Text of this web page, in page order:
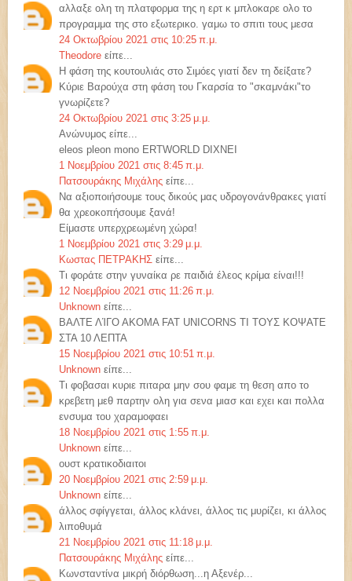
αλλαξε ολη τη πλατφορμα της η ερτ κ μπλοκαρε ολο το
προγραμμα της στο εξωτερικο. γαμω το σπιτι τους μεσα
24 Οκτωβρίου 2021 στις 10:25 π.μ.
Theodore είπε...
Η φάση της κουτουλιάς στο Σιμόες γιατί δεν τη δείξατε?
Κύριε Βαρούχα στη φάση του Γκαρσία το "σκαμνάκι"το
γνωρίζετε?
24 Οκτωβρίου 2021 στις 3:25 μ.μ.
Ανώνυμος είπε...
eleos pleon mono ERTWORLD DIXNEI
1 Νοεμβρίου 2021 στις 8:45 π.μ.
Πατσουράκης Μιχάλης είπε...
Να αξιοποιήσουμε τους δικούς μας υδρογονάνθρακες γιατί
θα χρεοκοπήσουμε ξανά!
Είμαστε υπερχρεωμένη χώρα!
1 Νοεμβρίου 2021 στις 3:29 μ.μ.
Κωστας ΠΕΤΡΑΚΗΣ είπε...
Τι φοράτε στην γυναίκα ρε παιδιά έλεος κρίμα είναι!!!
12 Νοεμβρίου 2021 στις 11:26 π.μ.
Unknown είπε...
ΒΑΛΤΕ ΛΊΓΟ ΑΚΟΜΑ FAT UNICORNS ΤΙ ΤΟΥΣ ΚΟΨΑΤΕ
ΣΤΑ 10 ΛΕΠΤΑ
15 Νοεμβρίου 2021 στις 10:51 π.μ.
Unknown είπε...
Τι φοβασαι κυριε πιταρα μην σου φαμε τη θεση απο το
κρεβετη μεθ παρτην ολη για σενα μιασ και εχει και πολλα
ενσυμα του χαραμοφαει
18 Νοεμβρίου 2021 στις 1:55 π.μ.
Unknown είπε...
ουστ κρατικοδιαιτοι
20 Νοεμβρίου 2021 στις 2:59 μ.μ.
Unknown είπε...
άλλος σφίγγεται, άλλος κλάνει, άλλος τις μυρίζει, κι άλλος
λιποθυμά
21 Νοεμβρίου 2021 στις 11:18 μ.μ.
Πατσουράκης Μιχάλης είπε...
Κωνσταντίνα μικρή διόρθωση...η Αξενέρ...